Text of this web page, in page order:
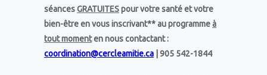
séancesGRATUITESpour votre santé et votre
bien-être en vous inscrivant** au programmeà
tout momenten nous contactant :
coordination@cercleamitie.ca | 905 542-1844